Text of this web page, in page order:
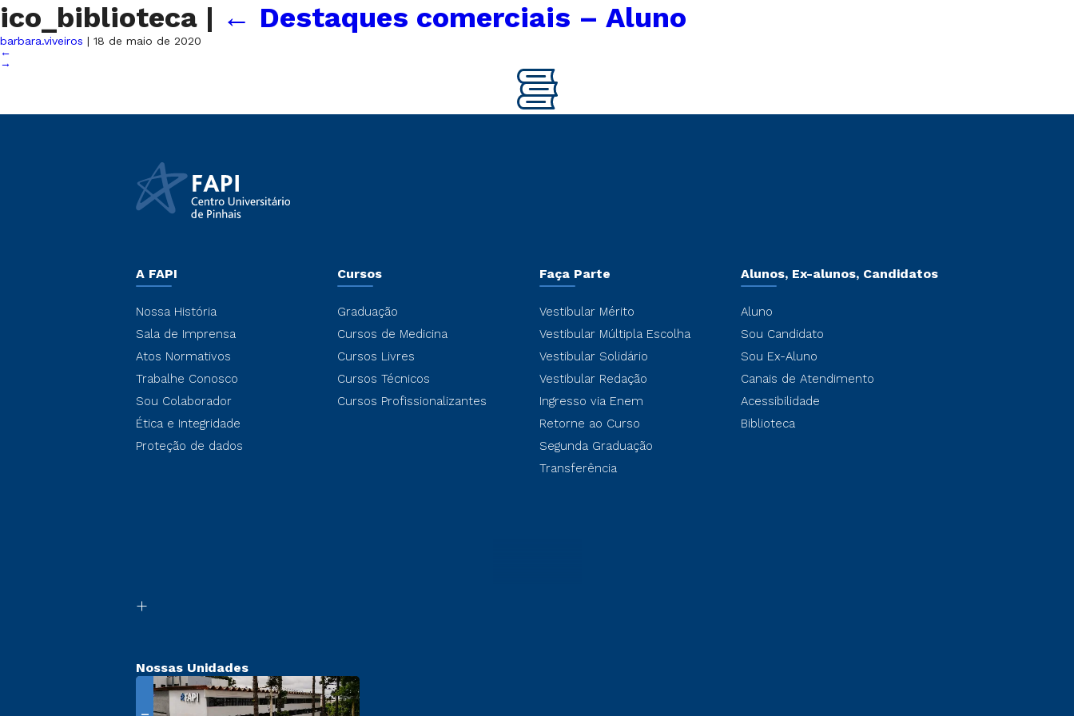
ico_biblioteca | ← Destaques comerciais – Aluno
barbara.viveiros | 18 de maio de 2020
←
→
A FAPI
Nossa História
Sala de Imprensa
Atos Normativos
Trabalhe Conosco
Sou Colaborador
Ética e Integridade
Proteção de dados
Cursos
Graduação
Cursos de Medicina
Cursos Livres
Cursos Técnicos
Cursos Profissionalizantes
Faça Parte
Vestibular Mérito
Vestibular Múltipla Escolha
Vestibular Solidário
Vestibular Redação
Ingresso via Enem
Retorne ao Curso
Segunda Graduação
Transferência
Alunos, Ex-alunos, Candidatos
Aluno
Sou Candidato
Sou Ex-Aluno
Canais de Atendimento
Acessibilidade
Biblioteca
Nossas Unidades